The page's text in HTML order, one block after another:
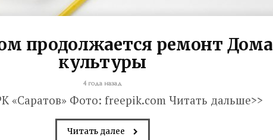
продолжается ремонт Дома
культуры
4 года назад
«Саратов» Фото: freepik.com Читать дальше>>
Читать далее